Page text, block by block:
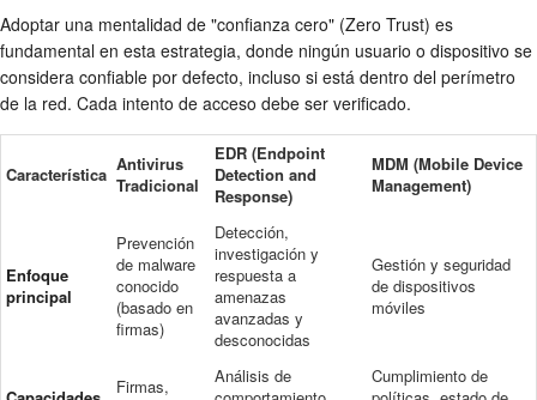
Adoptar una mentalidad de "confianza cero" (Zero Trust) es
fundamental en esta estrategia, donde ningún usuario o dispositivo se
considera confiable por defecto, incluso si está dentro del perímetro
de la red. Cada intento de acceso debe ser verificado.
Característica Antivirus
Tradicional
EDR (Endpoint
Detection and
Response)
MDM (Mobile Device
Management)
Enfoque
principal
Prevención
de malware
conocido
(basado en
firmas)
Detección,
investigación y
respuesta a
amenazas
avanzadas y
desconocidas
Gestión y seguridad
de dispositivos
móviles
Firmas,
Análisis de
Cumplimiento de